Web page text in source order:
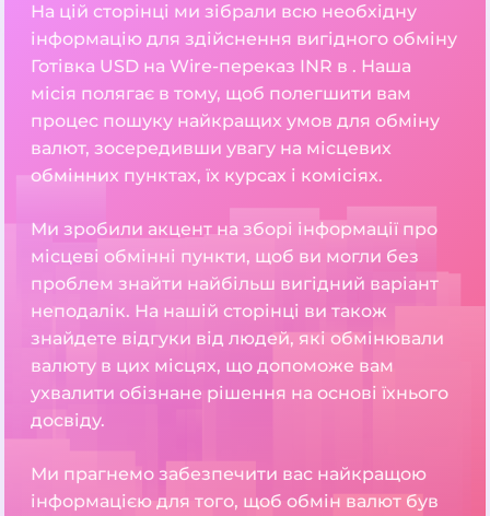
На цій сторінці ми зібрали всю необхідну
інформацію для здійснення вигідного обміну
Готівка USD на Wire-переказ INR в . Наша
місія полягає в тому, щоб полегшити вам
процес пошуку найкращих умов для обміну
валют, зосередивши увагу на місцевих
обмінних пунктах, їх курсах і комісіях.
Ми зробили акцент на зборі інформації про
місцеві обмінні пункти, щоб ви могли без
проблем знайти найбільш вигідний варіант
неподалік. На нашій сторінці ви також
знайдете відгуки від людей, які обмінювали
валюту в цих місцях, що допоможе вам
ухвалити обізнане рішення на основі їхнього
досвіду.
Ми прагнемо забезпечити вас найкращою
інформацією для того, щоб обмін валют був